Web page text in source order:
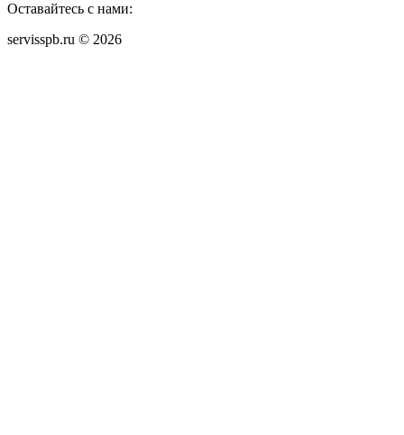
Оставайтесь с нами:
servisspb.ru © 2026